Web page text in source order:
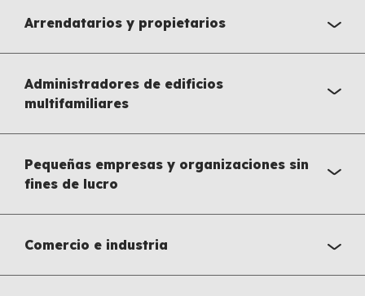
Arrendatarios y propietarios
Administradores de edificios
multifamiliares
Pequeñas empresas y organizaciones sin
fines de lucro
Comercio e industria